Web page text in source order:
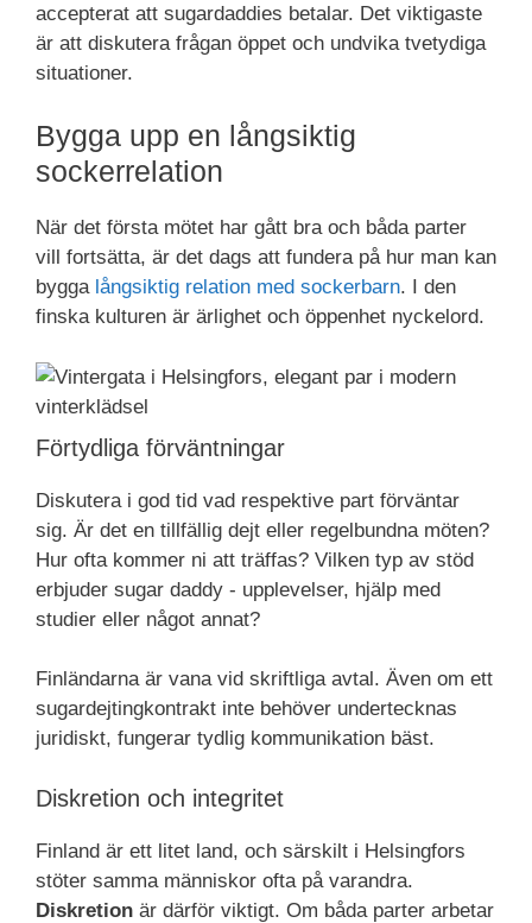
accepterat att sugardaddies betalar. Det viktigaste
är att diskutera frågan öppet och undvika tvetydiga
situationer.
Bygga upp en långsiktig
sockerrelation
När det första mötet har gått bra och båda parter
vill fortsätta, är det dags att fundera på hur man kan
bygga långsiktig relation med sockerbarn. I den
finska kulturen är ärlighet och öppenhet nyckelord.
Förtydliga förväntningar
Diskutera i god tid vad respektive part förväntar
sig. Är det en tillfällig dejt eller regelbundna möten?
Hur ofta kommer ni att träffas? Vilken typ av stöd
erbjuder sugar daddy - upplevelser, hjälp med
studier eller något annat?
Finländarna är vana vid skriftliga avtal. Även om ett
sugardejtingkontrakt inte behöver undertecknas
juridiskt, fungerar tydlig kommunikation bäst.
Diskretion och integritet
Finland är ett litet land, och särskilt i Helsingfors
stöter samma människor ofta på varandra.
Diskretion är därför viktigt. Om båda parter arbetar